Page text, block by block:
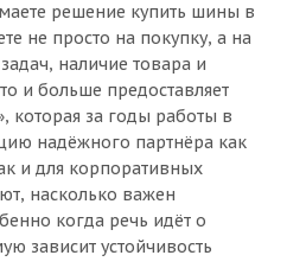
решение купить шины в
не просто на покупку, а на
наличие товара и
и больше предоставляет
за годы работы в
надёжного партнёра как
и для корпоративных
насколько важен
когда речь идёт о
зависит устойчивость